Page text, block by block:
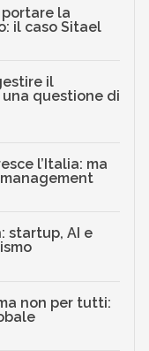
la
il caso Sitael
il
questione di
l’Italia: ma
startup, AI e
non per tutti: